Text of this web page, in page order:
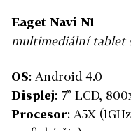
Eaget Navi N1
multimediální tablet
OS: Android 4.0
Displej: 7” LCD,
Procesor: A5X